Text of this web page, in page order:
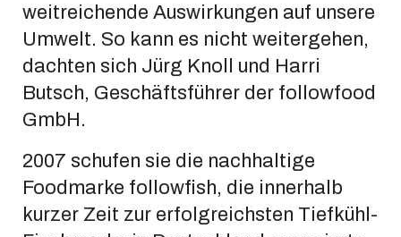
weitreichende Auswirkungen auf unsere
Umwelt. So kann es nicht weitergehen,
dachten sich Jürg Knoll und Harri
Butsch, Geschäftsführer der followfood
GmbH.
2007 schufen sie die nachhaltige
Foodmarke followfish, die innerhalb
kurzer Zeit zur erfolgreichsten Tiefkühl-